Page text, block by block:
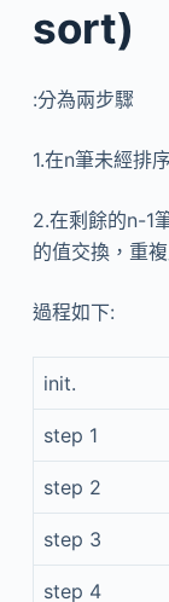
sort)
:分為兩步驟
1.在n筆未經排
2.在剩餘的n-1
的值交換，重
過程如下:
init.
step 1
step 2
step 3
step 4